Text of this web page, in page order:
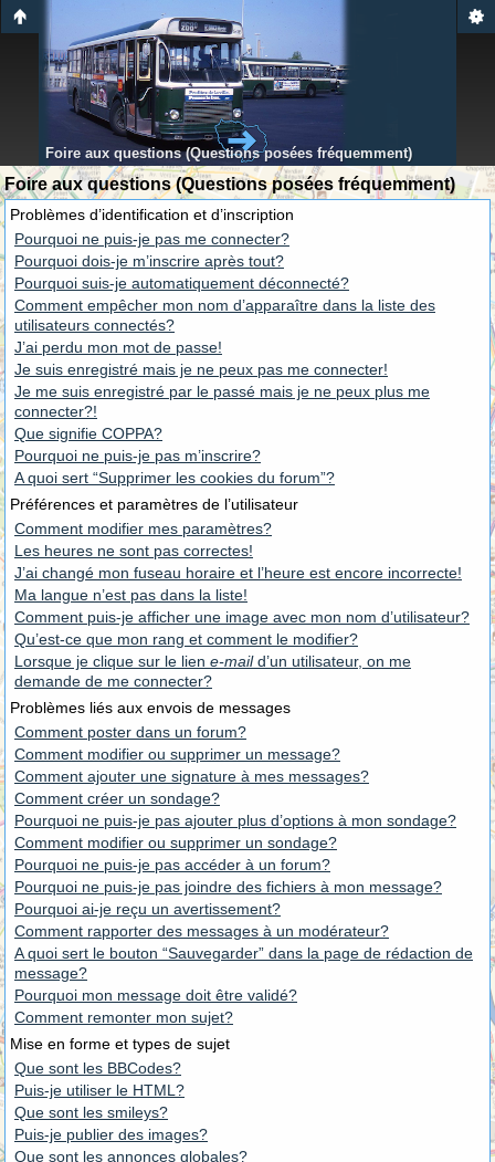
Foire aux questions (Questions posées fréquemment)
Foire aux questions (Questions posées fréquemment)
Problèmes d’identification et d’inscription
Pourquoi ne puis-je pas me connecter?
Pourquoi dois-je m’inscrire après tout?
Pourquoi suis-je automatiquement déconnecté?
Comment empêcher mon nom d’apparaître dans la liste des
utilisateurs connectés?
J’ai perdu mon mot de passe!
Je suis enregistré mais je ne peux pas me connecter!
Je me suis enregistré par le passé mais je ne peux plus me
connecter?!
Que signifie COPPA?
Pourquoi ne puis-je pas m’inscrire?
A quoi sert “Supprimer les cookies du forum”?
Préférences et paramètres de l’utilisateur
Comment modifier mes paramètres?
Les heures ne sont pas correctes!
J’ai changé mon fuseau horaire et l’heure est encore incorrecte!
Ma langue n’est pas dans la liste!
Comment puis-je afficher une image avec mon nom d’utilisateur?
Qu’est-ce que mon rang et comment le modifier?
Lorsque je clique sur le lien e-maild’un utilisateur, on me
demande de me connecter?
Problèmes liés aux envois de messages
Comment poster dans un forum?
Comment modifier ou supprimer un message?
Comment ajouter une signature à mes messages?
Comment créer un sondage?
Pourquoi ne puis-je pas ajouter plus d’options à mon sondage?
Comment modifier ou supprimer un sondage?
Pourquoi ne puis-je pas accéder à un forum?
Pourquoi ne puis-je pas joindre des fichiers à mon message?
Pourquoi ai-je reçu un avertissement?
Comment rapporter des messages à un modérateur?
A quoi sert le bouton “Sauvegarder” dans la page de rédaction de
message?
Pourquoi mon message doit être validé?
Comment remonter mon sujet?
Mise en forme et types de sujet
Que sont les BBCodes?
Puis-je utiliser le HTML?
Que sont les smileys?
Puis-je publier des images?
Que sont les annonces globales?